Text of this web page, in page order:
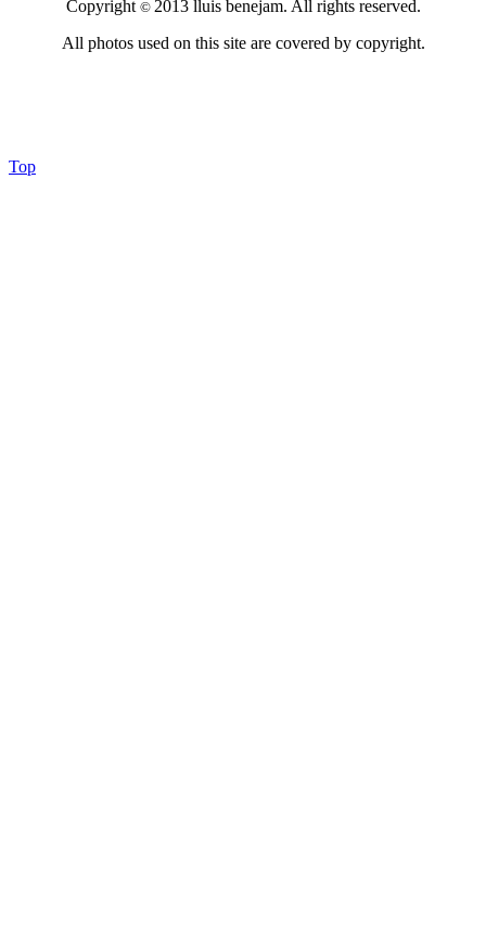
Copyright © 2013 lluis benejam. All rights reserved.
All photos used on this site are covered by copyright.
Top